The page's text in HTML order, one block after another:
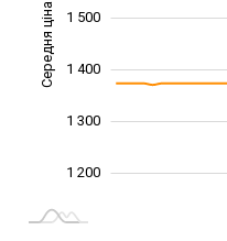
Середня ціна
1 200
1 300
1 400
1 500